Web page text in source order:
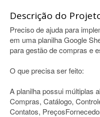
Descrição do
Preciso de ajuda para
em uma planilha Google
para gestão de compras e
O que precisa ser feito:
A planilha possui múltiplas
Compras, Catálogo,
Contatos,